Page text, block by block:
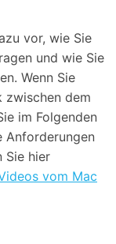
vor, wie Sie
und wie Sie
Wenn Sie
zwischen dem
im Folgenden
Anforderungen
Sie hier
vom Mac